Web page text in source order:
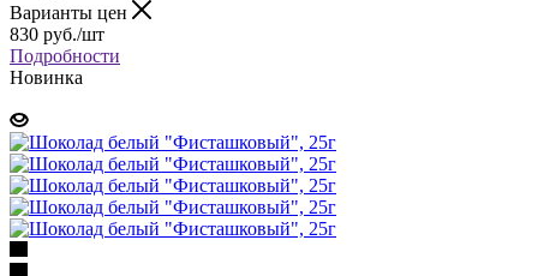
Варианты цен
830 руб./шт
Подробности
Новинка